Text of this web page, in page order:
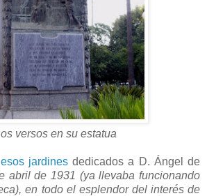
versos en su estatua
jardinesdedicados a D. Ángel de
abril de 1931 (ya llevaba funcionando
en todo el esplendor del interés de